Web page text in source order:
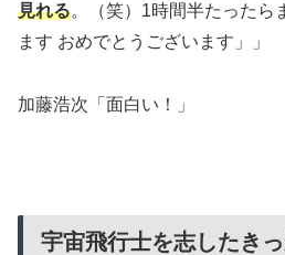
見れる。（笑）1時間半たったら
ます おめでとうございます」」
加藤浩次「面白い！」
宇宙飛行士を志したき